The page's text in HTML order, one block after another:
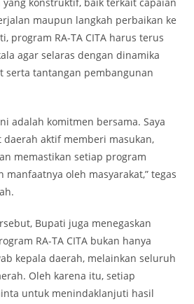
maupun langkah perbaikan ke
program RA-TA CITA harus terus
agar selaras dengan dinamika
serta tantangan pembangunan
adalah komitmen bersama. Saya
aktif memberi masukan,
memastikan setiap program
oleh masyarakat,” tegas
Bupati juga menegaskan
RA-TA CITA bukan hanya
kepala daerah, melainkan seluruh
Oleh karena itu, setiap
untuk menindaklanjuti hasil